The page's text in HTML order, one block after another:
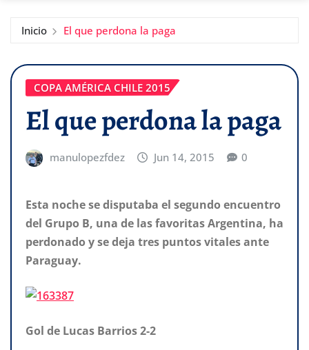
Inicio El que perdona la paga
COPA AMÉRICA CHILE 2015
El que perdona la paga
manulopezfdez Jun 14, 2015 0
Esta noche se disputaba el segundo encuentro
del Grupo B, una de las favoritas Argentina, ha
perdonado y se deja tres puntos vitales ante
Paraguay.
Gol de Lucas Barrios 2-2